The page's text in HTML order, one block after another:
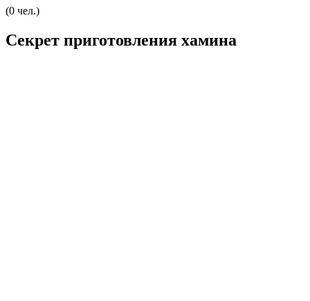
(0 чел.)
Секрет приготовления хамина